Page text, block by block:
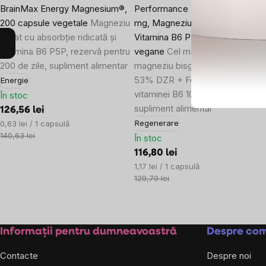
BrainMax Energy Magnesium®,
200 capsule vegetale Magneziu
malat cu absorbție ridicată și
vitamina B6 P5P, rezervă pentru
200 de zile, supliment alimentar
Energie
În stoc
126,56 lei
Evaluare
preţ:
0,63 lei / 1 capsulă
140,63 lei
Performance Magnesium® 1000
mg, Magneziu 200 mg +
Vitamina B6 P5P, 100 capsule
vegane Cel mai bine absorbit
magneziu bisglicinat MagChel®
53% DZR + Forma activă a
vitaminei B6 100% DZR,
supliment alimentar
Regenerare
În stoc
116,80 lei
Evaluare
preţ:
1,17 lei / 1 capsulă
129,79 lei
Subsol
Informații pentru dumneavoastră
Contacte
Despre
Despre noi